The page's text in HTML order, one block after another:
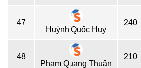
47
Huỳnh Quốc Huy
240
48
Phạm Quang Thuận
210